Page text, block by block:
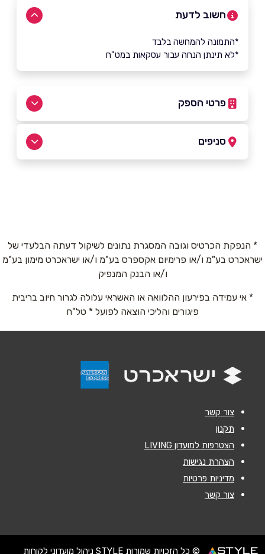
חשוב לדעת
*התמונה להמחשה בלבד
*לא תינתן הנחה עבור עסקאות במט"ח
פרטי הספק
אנא חזרו אלי בקשר ל...
שליחה
סניפים
* הנפקת הכרטיס וגובה המסגרת נתונים לשיקול דעתה הבלעדי של
ישראכרט בע"מ ו/או פרימיום אקספרס בע"מ ו/או ישראכרט מימון בע"מ
ו/או הבנק המנפיק
* אי עמידה בפירעון ההלוואה או האשראי עלולה לגרור חיוב בריבית
פיגורים והליכי הוצאה לפועל * טל"ח
צור קשר
תקנון
הצטרפות למועדון LIVING
הצהרת נגישות
מדיניות פרטיות
צור קשר
© כל הזכויות שמורות STYLE ניהול מועדוני לקוחות